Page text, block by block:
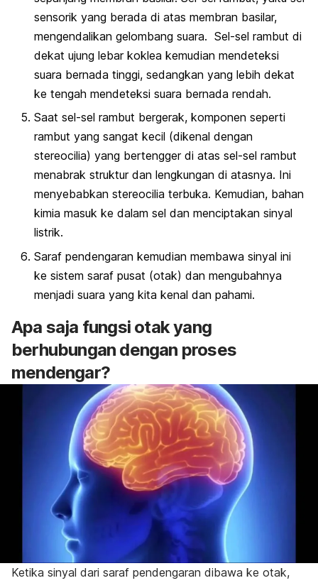
sensorik yang berada di atas membran basilar,
mengendalikan gelombang suara. Sel-sel rambut di
dekat ujung lebar koklea kemudian mendeteksi
suara bernada tinggi, sedangkan yang lebih dekat
ke tengah mendeteksi suara bernada rendah.
Saat sel-sel rambut bergerak, komponen seperti
rambut yang sangat kecil (dikenal dengan
stereocilia) yang bertengger di atas sel-sel rambut
menabrak struktur dan lengkungan di atasnya. Ini
menyebabkan stereocilia terbuka. Kemudian, bahan
kimia masuk ke dalam sel dan menciptakan sinyal
listrik.
Saraf pendengaran kemudian membawa sinyal ini
ke sistem saraf pusat (otak) dan mengubahnya
menjadi suara yang kita kenal dan pahami.
Apa saja fungsi otak yang
berhubungan dengan proses
mendengar?
Ketika sinyal dari saraf pendengaran dibawa ke otak,